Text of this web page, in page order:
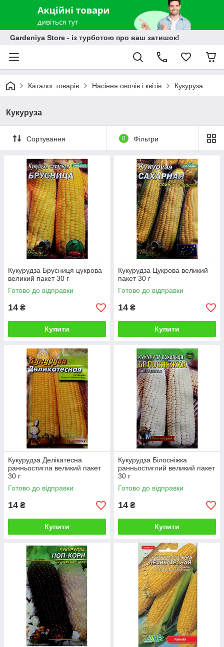
Gardeniya Store - із турботою про ваш затишок!
Каталог товарів Насіння овочів і квітів Кукуруза
Кукуруза
Сортування 0 Фільтри
Кукурудза Брусниця цукрова
великий пакет 30 г
Готово до відправки
14 ₴
Купити
Кукурудза Цукрова великий
пакет 30 г
Готово до відправки
14 ₴
Купити
Кукурудза Делікатесна
ранньостигла великий пакет
30 г
Готово до відправки
14 ₴
Купити
Кукурудза Білосніжка
ранньостиглий великий пакет
30 г
Готово до відправки
14 ₴
Купити